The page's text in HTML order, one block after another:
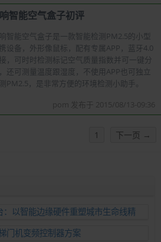
智能空气盒子初评
智能空气盒子是一款智能检测PM2.5的小型
设备，外形像鼠标，配有专属APP，蓝牙4.0
，可时时检测标记空气质量指数并可一键分
还可测量温度跟湿度，不使用APP也可独立
PM2.5，是非常方便的环境检测小助手。
pom 发布于 2015/08/13-09:36
下一页 →
1
以智能边缘硬件重塑城市生命线精
门机变频控制器方案